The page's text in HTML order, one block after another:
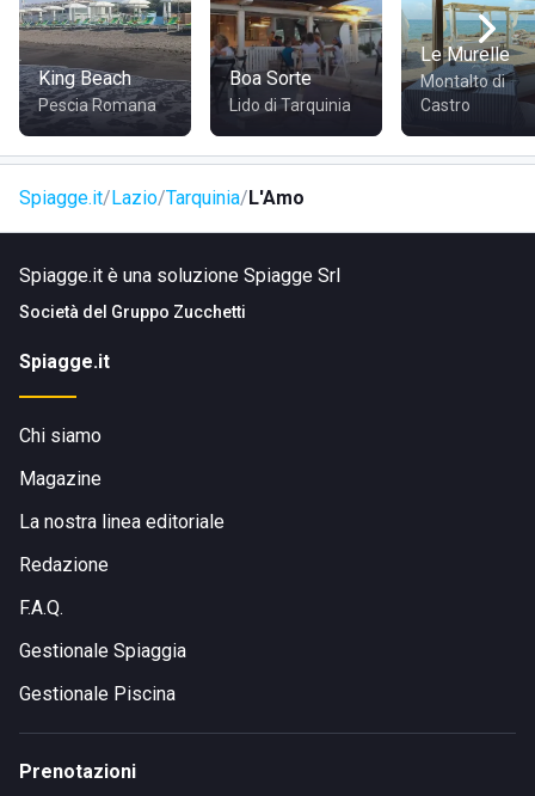
pubblici, diverse linee di autobus collegano Tarquinia con le
principali città della regione. Lo stabilimento si trova a
breve distanza dal centro di Tarquinia, consentendo di
raggiungerlo comodamente anche a piedi o in bicicletta.
Visita il sito di L'Amo
King Beach
Pescia Romana
Boa Sorte
Lido di Tarquinia
Le Murelle
Montalto di
Castro
Spiagge.it Lazio Tarquinia L'Amo
Spiagge.it è una soluzione Spiagge Srl
Società del Gruppo Zucchetti
Spiagge.it
Chi siamo
Magazine
La nostra linea editoriale
Redazione
F.A.Q.
Gestionale Spiaggia
Gestionale Piscina
Prenotazioni